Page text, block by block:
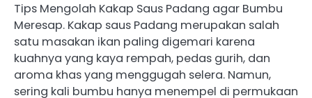
Tips Mengolah Kakap Saus Padang agar Bumbu
Meresap. Kakap saus Padang merupakan salah
satu masakan ikan paling digemari karena
kuahnya yang kaya rempah, pedas gurih, dan
aroma khas yang menggugah selera. Namun,
sering kali bumbu hanya menempel di permukaan